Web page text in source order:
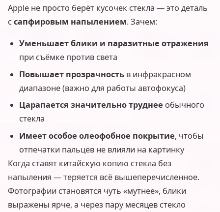
Apple не просто берёт кусочек стекла — это деталь
ссапфировым напылением. Зачем:
Уменьшает блики и паразитные отражения
при съёмке против света
Повышает прозрачностьв инфракрасном
диапазоне (важно для работы автофокуса)
Царапается значительно труднее обычного
стекла
Имеет особое олеофобное покрытие, чтобы
отпечатки пальцев не влияли на картинку
Когда ставят китайскую копию стекла без
напыления — теряется всё вышеперечисленное.
Фотографии становятся чуть «мутнее», блики
выражены ярче, а через пару месяцев стекло